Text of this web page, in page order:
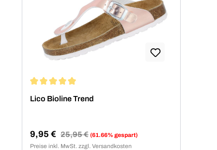
Lico Bioline Trend
Verkaufspreis:
9,95 € Regulärer Preis:
25,95 € (61.66% gespart)
Preise inkl. MwSt. zzgl. Versandkosten